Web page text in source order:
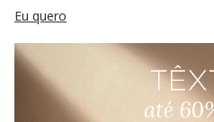
Eu quero